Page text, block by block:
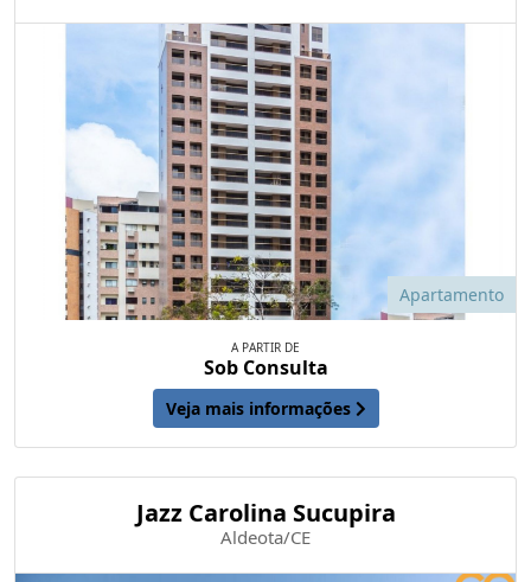
Apartamento
A PARTIR DE
Sob Consulta
Veja mais informações
Jazz Carolina Sucupira
Aldeota/CE